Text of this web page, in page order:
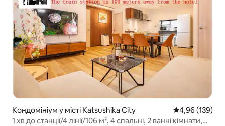
Кондомініум у місті Katsushika City Середня
4,96 (139)
1 хв до станції/4 лінії/106 м², 4 спальні, 2 ванні кімнати,